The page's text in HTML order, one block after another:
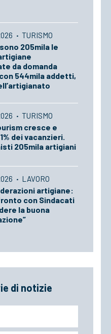
· TURISMO
205mila le
da domanda
544mila addetti,
· TURISMO
cresce e
dei vacanzieri.
205mila artigiani
· LAVORO
artigiane:
con Sindacati
la buona
di notizie